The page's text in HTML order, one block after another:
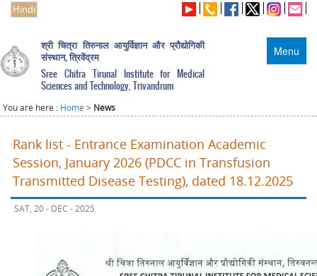
Hindi
Menu
श्री चित्रा तिरुनाल आयुर्विज्ञान और प्रौद्योगिकी
संस्थान, त्रिवेंद्रम
Sree Chitra Tirunal Institute for Medical
Sciences and Technology, Trivandrum
You are here : Home > News
Rank list - Entrance Examination Academic
Session, January 2026 (PDCC in Transfusion
Transmitted Disease Testing), dated 18.12.2025
SAT, 20 - DEC - 2025